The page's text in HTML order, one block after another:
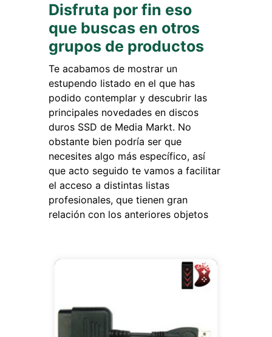
Disfruta por fin eso
que buscas en otros
grupos de productos
Te acabamos de mostrar un
estupendo listado en el que has
podido contemplar y descubrir las
principales novedades en discos
duros SSD de Media Markt. No
obstante bien podría ser que
necesites algo más específico, así
que acto seguido te vamos a facilitar
el acceso a distintas listas
profesionales, que tienen gran
relación con los anteriores objetos